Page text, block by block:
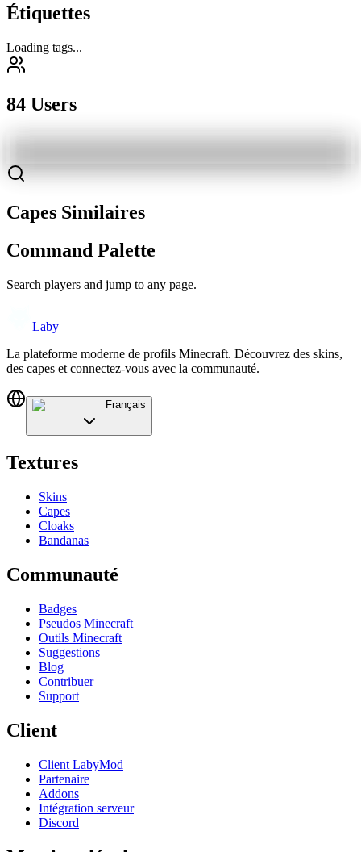
Étiquettes
Loading tags...
84 Users
Capes Similaires
Command Palette
Search players and jump to any page.
Laby
La plateforme moderne de profils Minecraft. Découvrez des skins,
des capes et connectez-vous avec la communauté.
Français
Textures
Skins
Capes
Cloaks
Bandanas
Communauté
Badges
Pseudos Minecraft
Outils Minecraft
Suggestions
Blog
Contribuer
Support
Client
Client LabyMod
Partenaire
Addons
Intégration serveur
Discord